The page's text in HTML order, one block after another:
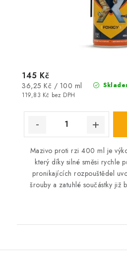
119,83 Kč bez DPH
145 Kč
Měrná
cena:
36,25 Kč / 100 ml
Mazivo proti rzi 400 ml je
který díky silné směsi rychle
pronikajících rozpouštědel
šrouby a zatuhlé součástky již